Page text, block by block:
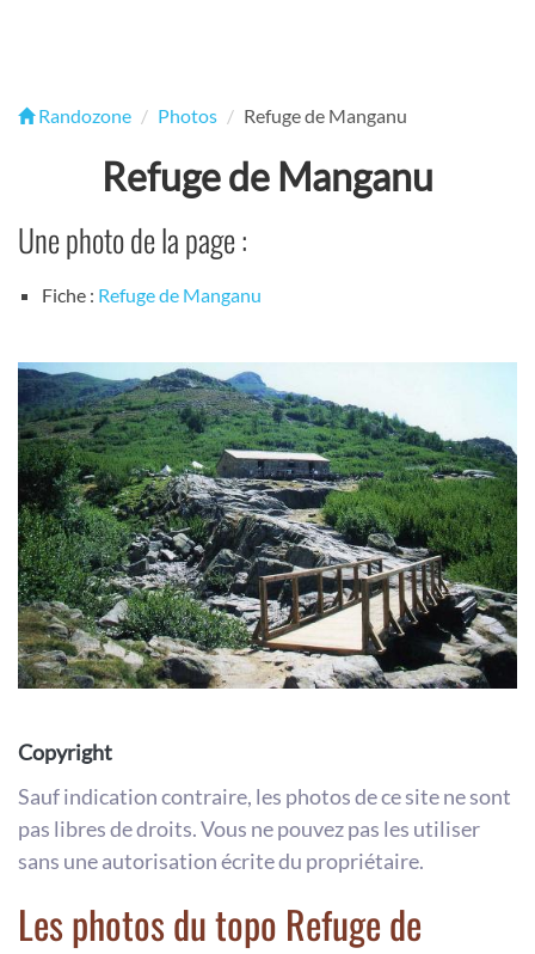
Randozone Photos Refuge de Manganu
Refuge de Manganu
Une photo de la page :
Fiche : Refuge de Manganu
Copyright
Sauf indication contraire, les photos de ce site ne sont
pas libres de droits. Vous ne pouvez pas les utiliser
sans une autorisation écrite du propriétaire.
Les photos du topo Refuge de